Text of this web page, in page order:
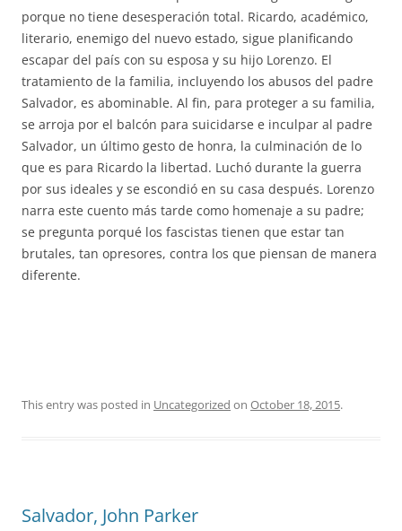
porque no tiene desesperación total. Ricardo, académico,
literario, enemigo del nuevo estado, sigue planificando
escapar del país con su esposa y su hijo Lorenzo. El
tratamiento de la familia, incluyendo los abusos del padre
Salvador, es abominable. Al fin, para proteger a su familia,
se arroja por el balcón para suicidarse e inculpar al padre
Salvador, un último gesto de honra, la culminación de lo
que es para Ricardo la libertad. Luchó durante la guerra
por sus ideales y se escondió en su casa después. Lorenzo
narra este cuento más tarde como homenaje a su padre;
se pregunta porqué los fascistas tienen que estar tan
brutales, tan opresores, contra los que piensan de manera
diferente.
This entry was posted in Uncategorized on October 18, 2015.
Salvador, John Parker